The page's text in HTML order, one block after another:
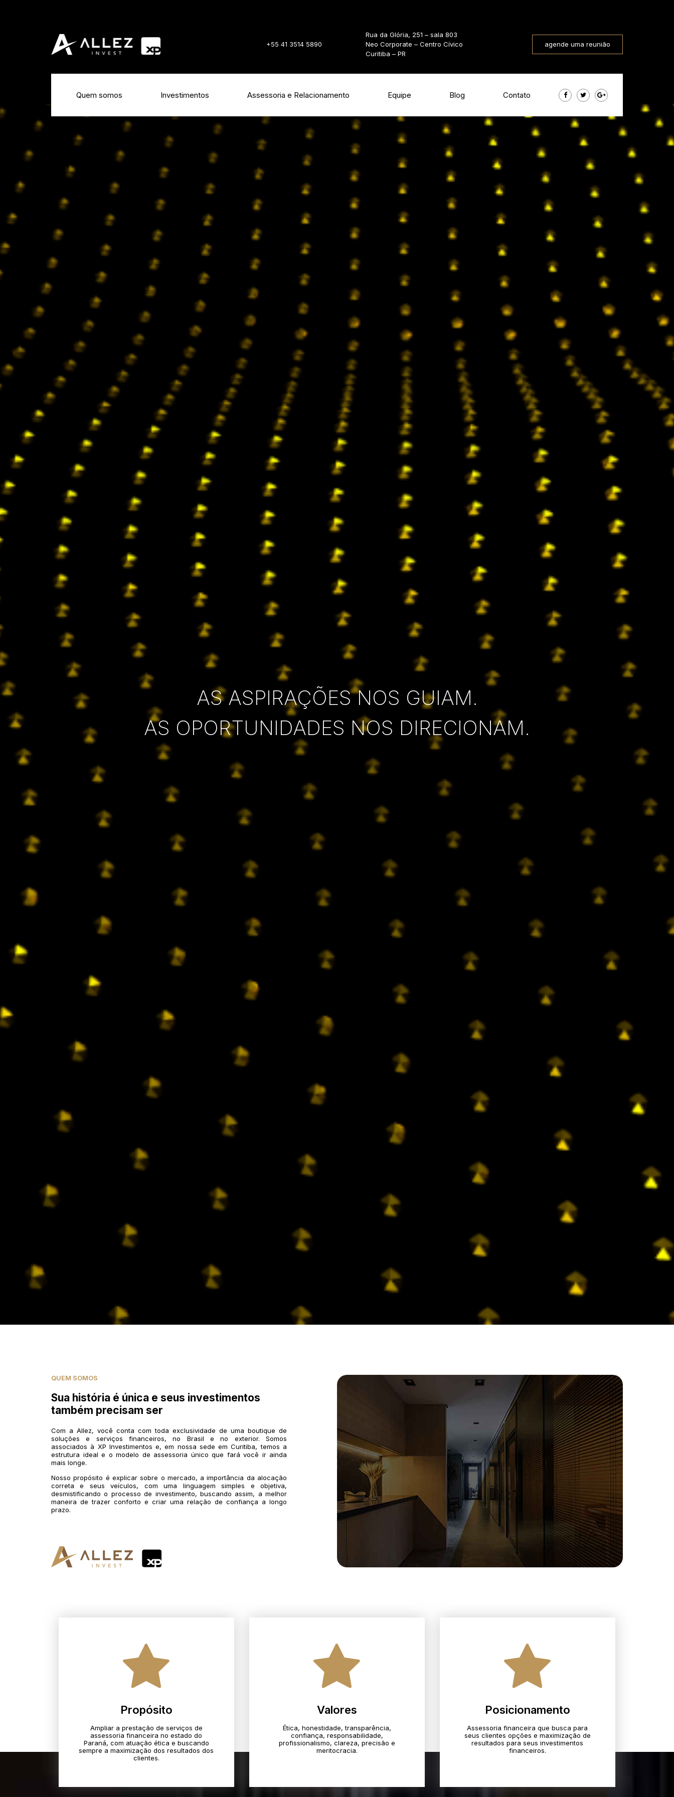
+55 41 3514 5890
Rua da Glória, 251 – sala 803
Neo Corporate – Centro Cívico
Curitiba – PR
agende uma reunião
Quem somos Investimentos Assessoria e Relacionamento Equipe Blog Contato
AS ASPIRAÇÕES NOS GUIAM.
AS OPORTUNIDADES NOS DIRECIONAM.
QUEM SOMOS
Sua história é única e seus investimentos
também precisam ser
Com a Allez, você conta com toda exclusividade de uma boutique de
soluções e serviços financeiros, no Brasil e no exterior. Somos
associados à XP Investimentos e, em nossa sede em Curitiba, temos a
estrutura ideal e o modelo de assessoria único que fará você ir ainda
mais longe.
Nosso propósito é explicar sobre o mercado, a importância da alocação
correta e seus veículos, com uma linguagem simples e objetiva,
desmistificando o processo de investimento, buscando assim, a melhor
maneira de trazer conforto e criar uma relação de confiança a longo
prazo.
Propósito
Ampliar a prestação de serviços de
assessoria financeira no estado do
Paraná, com atuação ética e buscando
sempre a maximização dos resultados dos
clientes.
Valores
Ética, honestidade, transparência,
confiança, responsabilidade,
profissionalismo, clareza, precisão e
meritocracia.​
Posicionamento
Assessoria financeira que busca para
seus clientes opções e maximização de
resultados para seus investimentos
financeiros.